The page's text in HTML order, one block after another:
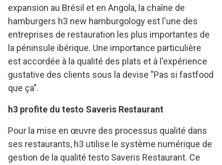
expansion au Brésil et en Angola, la chaîne de
hamburgers h3 new hamburgology est l'une des
entreprises de restauration les plus importantes de
la péninsule ibérique. Une importance particulière
est accordée à la qualité des plats et à l'expérience
gustative des clients sous la devise "Pas si fastfood
que ça".
h3 profite du testo Saveris Restaurant
Pour la mise en œuvre des processus qualité dans
ses restaurants, h3 utilise le système numérique de
gestion de la qualité testo Saveris Restaurant. Ce